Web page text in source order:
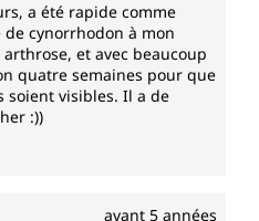
a été rapide comme
de cynorrhodon à mon
et avec beaucoup
quatre semaines pour que
soient visibles. Il a de
:))
avant 5 années